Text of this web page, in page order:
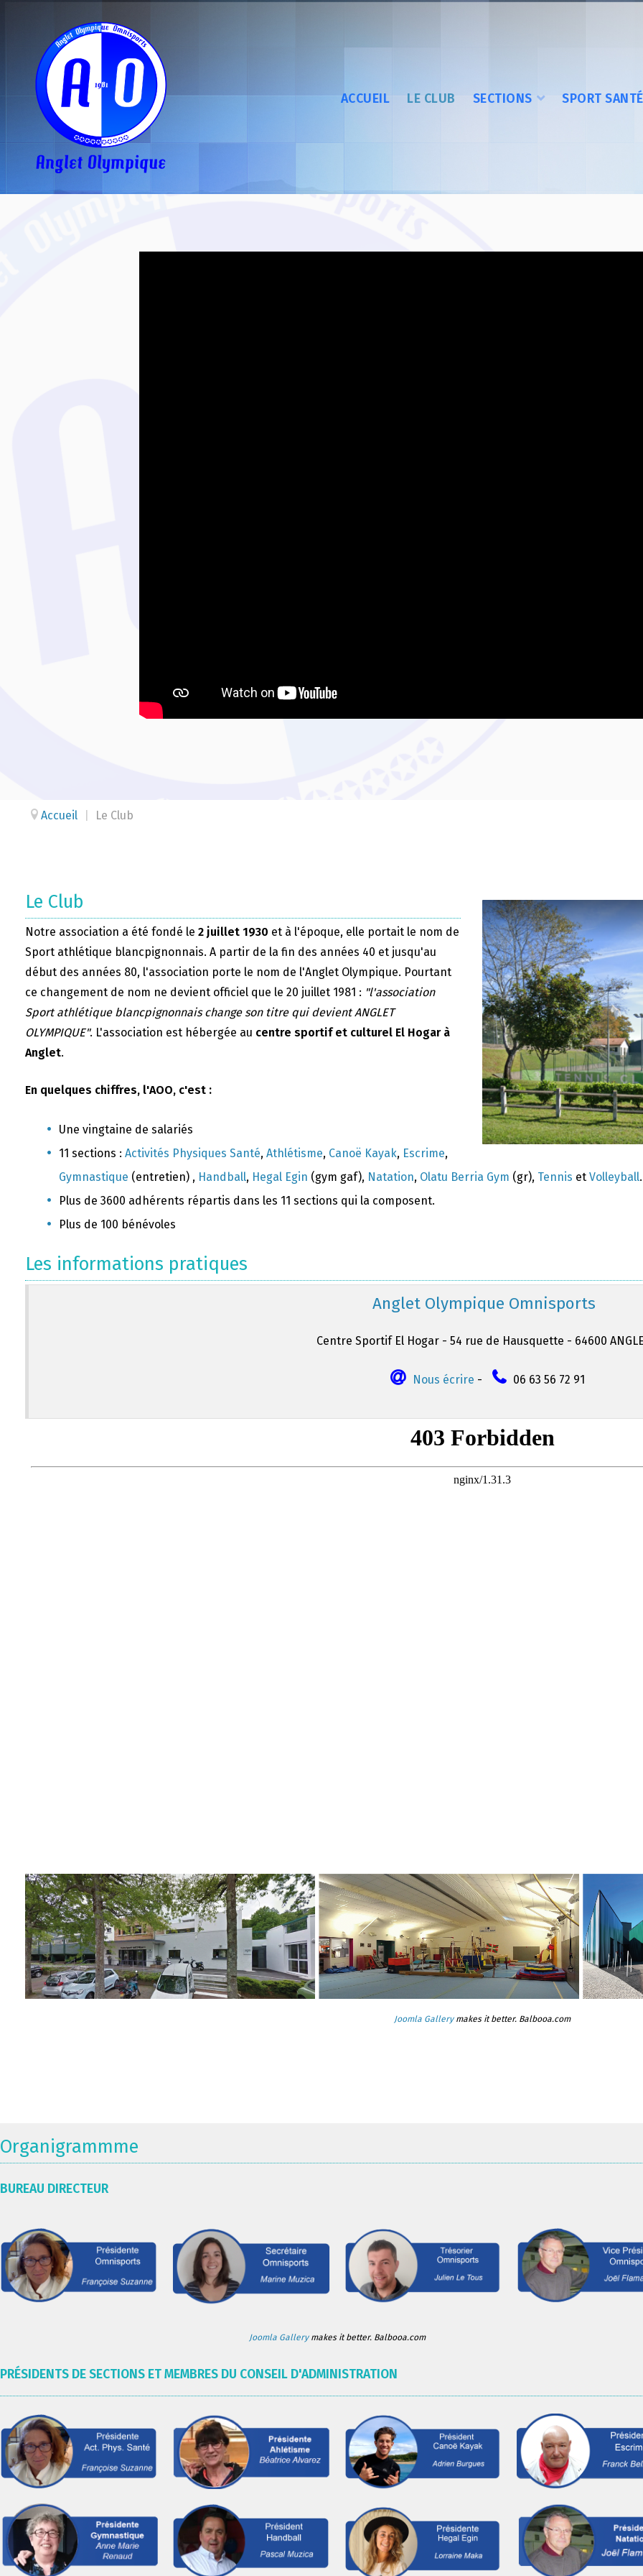
ACCUEIL LE CLUB SECTIONS SPORT SANTÉ
Accueil Le Club
Le Club
Notre association a été fondé le 2 juillet 1930 et à l'époque, elle portait le nom de
Sport athlétique blancpignonnais. A partir de la fin des années 40 et jusqu'au
début des années 80, l'association porte le nom de l'Anglet Olympique. Pourtant
ce changement de nom ne devient officiel que le 20 juillet 1981 : "l'association
Sport athlétique blancpignonnais change son titre qui devient ANGLET
OLYMPIQUE". L'association est hébergée au centre sportif et culturel El Hogar à
Anglet.
En quelques chiffres, l'AOO, c'est :
Une vingtaine de salariés
11 sections : Activités Physiques Santé, Athlétisme, Canoë Kayak, Escrime,
Gymnastique (entretien) , Handball, Hegal Egin (gym gaf), Natation, Olatu Berria Gym (gr), Tennis et Volleyball.
Plus de 3600 adhérents répartis dans les 11 sections qui la composent.
Plus de 100 bénévoles
Les informations pratiques
Anglet Olympique Omnisports
Centre Sportif El Hogar - 54 rue de Hausquette - 64600
Nous écrire - 06 63 56 72 91
Joomla Gallerymakes it better. Balbooa.com
Organigrammme
BUREAU DIRECTEUR
Joomla Gallerymakes it better. Balbooa.com
PRÉSIDENTS DE SECTIONS ET MEMBRES DU CONSEIL D'ADMINISTRATION